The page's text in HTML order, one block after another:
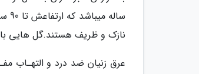
نازک و ظریف هستند.گل هایی
عرق زنیان ضد درد و التهـاب